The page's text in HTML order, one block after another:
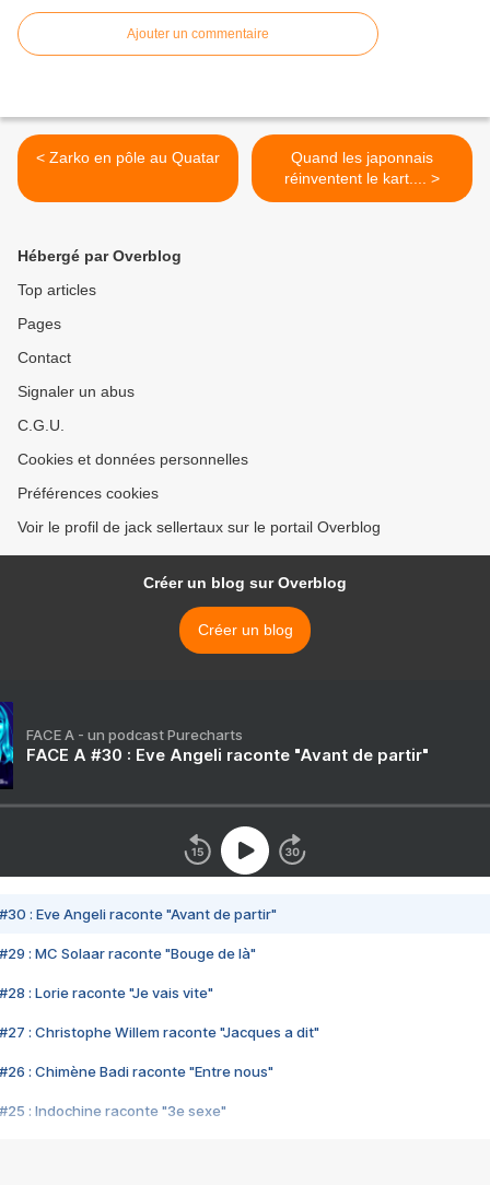
Ajouter un commentaire
< Zarko en pôle au Quatar
Quand les japonnais
réinventent le kart.... >
Hébergé par Overblog
Top articles
Pages
Contact
Signaler un abus
C.G.U.
Cookies et données personnelles
Préférences cookies
Voir le profil de jack sellertaux sur le portail Overblog
Créer un blog sur Overblog
Créer un blog
FACE A - un podcast Purecharts
FACE A #30 : Eve Angeli raconte "Avant de partir"
#30 : Eve Angeli raconte "Avant de partir"
#29 : MC Solaar raconte "Bouge de là"
#28 : Lorie raconte "Je vais vite"
#27 : Christophe Willem raconte "Jacques a dit"
#26 : Chimène Badi raconte "Entre nous"
#25 : Indochine raconte "3e sexe"